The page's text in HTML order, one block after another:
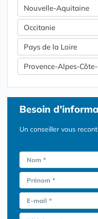
Nouvelle-Aquitaine
Occitanie
Pays de la Loire
Provence-Alpes-
Besoin
Un conseiller vous
Nom *
Prénom *
E-mail *